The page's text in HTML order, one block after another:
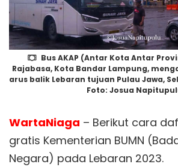
Bus AKAP (Antar Kota Antar
Rajabasa, Kota Bandar Lampung,
arus balik Lebaran tujuan Pulau Jawa,
Foto: Josua
WartaNiaga – Berikut cara
gratis Kementerian BUMN
Negara) pada Lebaran 2023.